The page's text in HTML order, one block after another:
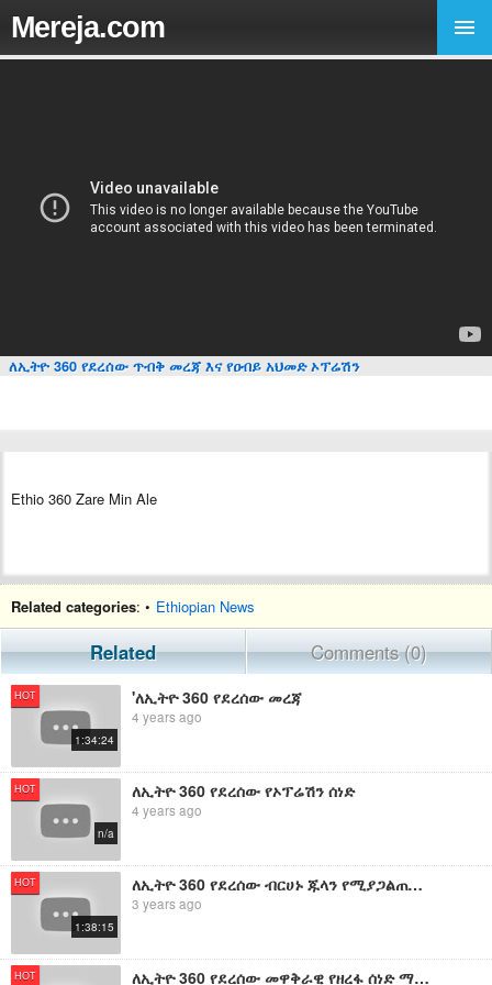
Mereja.com
ለኢትዮ 360 የደረሰው ጥብቅ መረጃ እና የዐብይ አህመድ ኦፕሬሽን
Ethio 360 Zare Min Ale
Related categories: • Ethiopian News
Related Comments (0)
HOT
1:34:24
'ለኢትዮ 360 የደረሰው መረጃ
4 years ago
HOT
n/a
ለኢትዮ 360 የደረሰው የኦፕሬሽን ሰነድ
4 years ago
HOT
1:38:15
ለኢትዮ 360 የደረሰው ብርሀኑ ጁላን የሚያጋልጠው ማስረጃ
3 years ago
HOT ለኢትዮ 360 የደረሰው መዋቅራዊ የዘረፋ ሰነድ ማስረጃ